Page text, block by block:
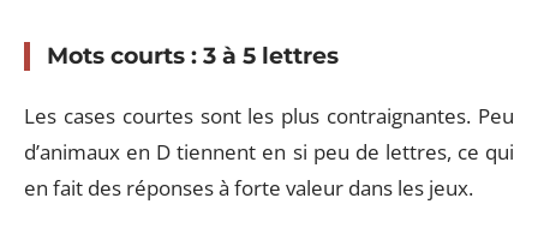
Mots courts : 3 à 5 lettres
Les cases courtes sont les plus contraignantes. Peu
d’animaux en D tiennent en si peu de lettres, ce qui
en fait des réponses à forte valeur dans les jeux.